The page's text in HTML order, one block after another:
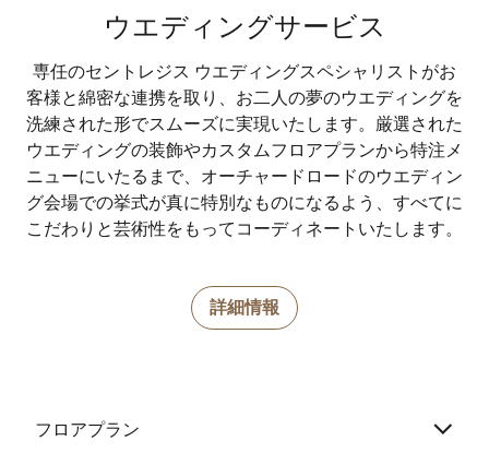
ウエディングサービス
専任のセントレジス ウエディングスペシャリストがお
客様と綿密な連携を取り、お二人の夢のウエディングを
洗練された形でスムーズに実現いたします。厳選された
ウエディングの装飾やカスタムフロアプランから特注メ
ニューにいたるまで、オーチャードロードのウエディン
グ会場での挙式が真に特別なものになるよう、すべてに
こだわりと芸術性をもってコーディネートいたします。
詳細情報
フロアプラン